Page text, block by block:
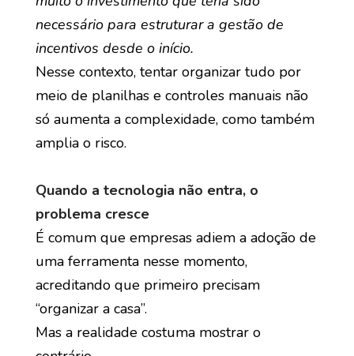
necessário para estruturar a gestão de
incentivos desde o início.
Nesse contexto, tentar organizar tudo por
meio de planilhas e controles manuais não
só aumenta a complexidade, como também
amplia o risco.
Quando a tecnologia não entra, o
problema cresce
É comum que empresas adiem a adoção de
uma ferramenta nesse momento,
acreditando que primeiro precisam
“organizar a casa”.
Mas a realidade costuma mostrar o